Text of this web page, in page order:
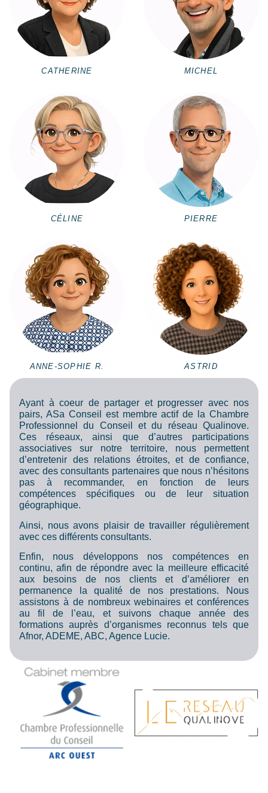
CATHERINE MICHEL
CÉLINE PIERRE
ANNE-SOPHIE R. ASTRID
Ayant à coeur de partager et progresser avec nos
pairs, ASa Conseil est membre actif de la Chambre
Professionnel du Conseil et du réseau Qualinove.
Ces réseaux, ainsi que d’autres participations
associatives sur notre territoire, nous permettent
d’entretenir des relations étroites, et de confiance,
avec des consultants partenaires que nous n’hésitons
pas à recommander, en fonction de leurs
compétences spécifiques ou de leur situation
géographique.
Ainsi, nous avons plaisir de travailler régulièrement
avec ces différents consultants.
Enfin, nous développons nos compétences en
continu, afin de répondre avec la meilleure efficacité
aux besoins de nos clients et d’améliorer en
permanence la qualité de nos prestations. Nous
assistons à de nombreux webinaires et conférences
au fil de l’eau, et suivons chaque année des
formations auprès d’organismes reconnus tels que
Afnor, ADEME, ABC, Agence Lucie.